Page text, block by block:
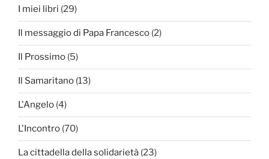
I miei libri (29)
Il messaggio di Papa Francesco (2)
Il Prossimo (5)
Il Samaritano (13)
L'Angelo (4)
L'Incontro (70)
La cittadella della solidarietà (23)